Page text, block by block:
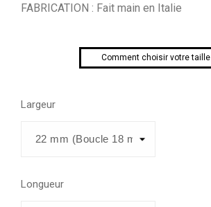
FABRICATION : Fait main en Italie
Comment choisir votre taille
Largeur
Longueur